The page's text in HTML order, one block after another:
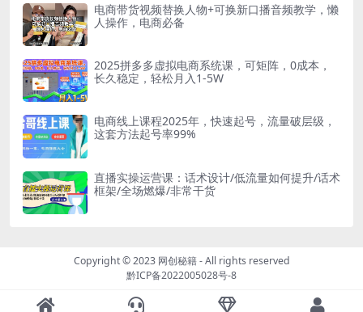
电商带货视频替换人物+可换新口播音频教学，懒
人操作，电商必备
2025拼多多虚拟电商系统课，可矩阵，0成本，
长久稳定，轻松月入1-5W
电商线上课程2025年，快速起号，流量破层级，
这套方法起号率99%
直播实操运营课：话术设计/低流量如何提升/话术
框架/全场燃爆/非常干货
Copyright © 2023 网创秘籍- All rights reserved
黔ICP备2022005028号-8